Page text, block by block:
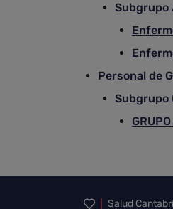
Subgrupo
Personal de
Subgrupo
Salud